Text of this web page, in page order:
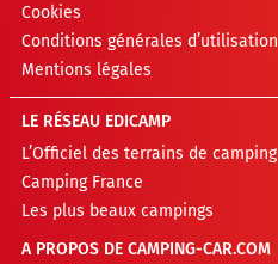
Cookies
Conditions générales d’utilisation
Mentions légales
LE RÉSEAU EDICAMP
L’Officiel des terrains de camping
Camping France
Les plus beaux campings
A PROPOS DE CAMPING-CAR.COM